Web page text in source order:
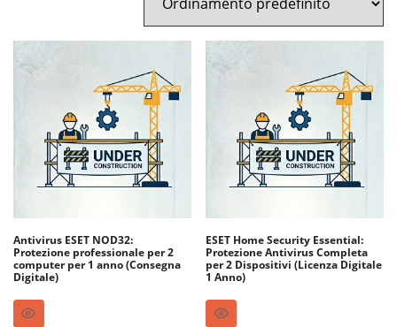
Antivirus ESET NOD32:
Protezione professionale per 2
computer per 1 anno (Consegna
Digitale)
ESET Home Security Essential:
Protezione Antivirus Completa
per 2 Dispositivi (Licenza Digitale
1 Anno)